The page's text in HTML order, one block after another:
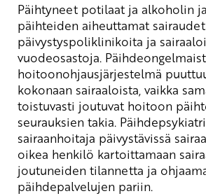
Päihtyneet potilaat ja alkoholin
päihteiden aiheuttamat
päivystyspoliklinikoita ja
vuodeosastoja.
hoitoonohjausjärjestelmä
kokonaan sairaaloista, vaikka
toistuvasti joutuvat hoitoon
seurauksien takia.
sairaanhoitaja päivystävissä
oikea henkilö kartoittamaan
joutuneiden tilannetta ja
päihdepalvelujen pariin.